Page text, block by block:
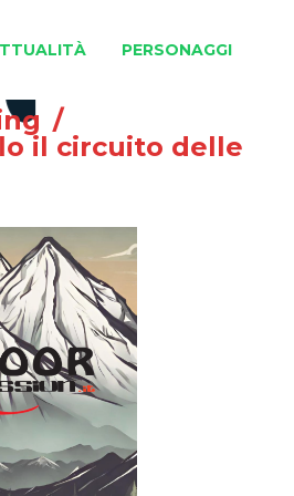
PERSONAGGI
/
il circuito delle